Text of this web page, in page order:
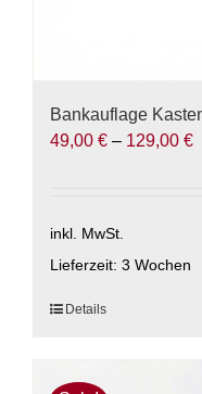
Bankauflage
49,00 € – 129,00 €
inkl. MwSt.
Lieferzeit: 3 Wochen
Dieses
mehrere
Details